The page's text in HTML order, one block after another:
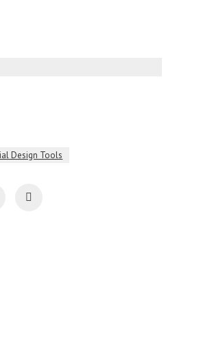
Design Tools